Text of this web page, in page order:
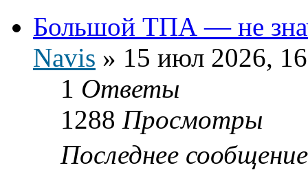
Большой ТПА — не
Navis » 15 июл 2026,
1 Ответы
1288 Просмотры
Последнее